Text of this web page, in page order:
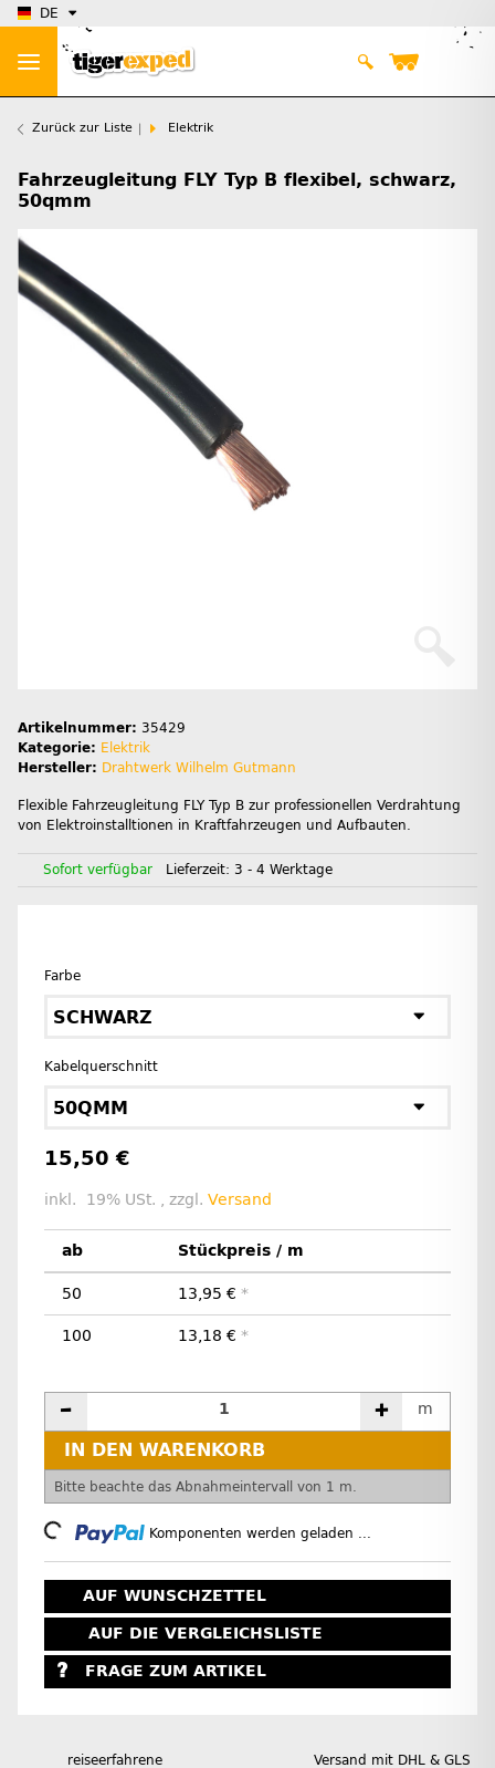
DE
Zurück zur Liste Elektrik
Fahrzeugleitung FLY Typ B flexibel, schwarz,
50qmm
Artikelnummer: 35429
Kategorie: Elektrik
Hersteller: Drahtwerk Wilhelm Gutmann
Flexible Fahrzeugleitung FLY Typ B zur professionellen Verdrahtung
von Elektroinstalltionen in Kraftfahrzeugen und Aufbauten.
Sofort verfügbar Lieferzeit: 3 - 4 Werktage
Farbe
SCHWARZ
Kabelquerschnitt
50QMM
15,50 €
inkl. 19% USt. , zzgl. Versand
ab Stückpreis / m
50 13,95 € *
100 13,18 € *
m
IN DEN WARENKORB
x
Bitte beachte das Abnahmeintervall von 1 m.
Loading... Komponenten werden geladen ...
AUF WUNSCHZETTEL
AUF DIE VERGLEICHSLISTE
FRAGE ZUM ARTIKEL
reiseerfahrene
Versand mit DHL & GLS